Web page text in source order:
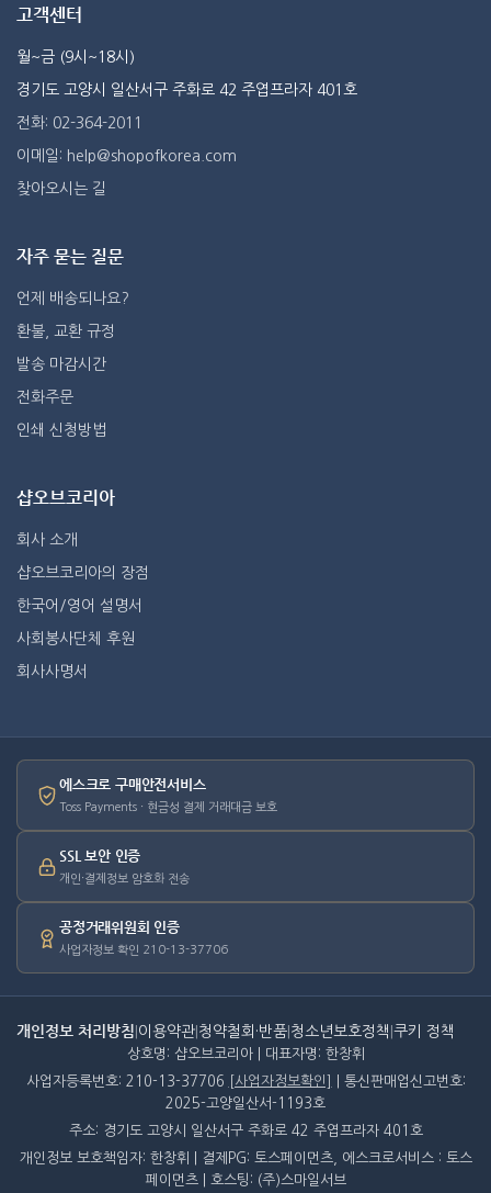
고객센터
월~금 (9시~18시)
경기도 고양시 일산서구 주화로 42 주엽프라자 401호
전화: 02-364-2011
이메일: help@shopofkorea.com
찾아오시는 길
자주 묻는 질문
언제 배송되나요?
환불, 교환 규정
발송 마감시간
전화주문
인쇄 신청방법
샵오브코리아
회사 소개
샵오브코리아의 장점
한국어/영어 설명서
사회봉사단체 후원
회사사명서
에스크로 구매안전서비스
Toss Payments · 현금성 결제 거래대금 보호
SSL 보안 인증
개인·결제정보 암호화 전송
공정거래위원회 인증
사업자정보 확인 210-13-37706
개인정보 처리방침 이용약관 청약철회·반품 청소년보호정책 쿠키 정책
상호명: 샵오브코리아 | 대표자명: 한창휘
사업자등록번호: 210-13-37706
[사업자정보확인]
| 통신판매업신고번호:
2025-고양일산서-1193호
주소: 경기도 고양시 일산서구 주화로 42 주엽프라자 401호
개인정보 보호책임자: 한창휘 | 결제PG: 토스페이먼츠, 에스크로서비스 : 토스
페이먼츠 | 호스팅: (주)스마일서브